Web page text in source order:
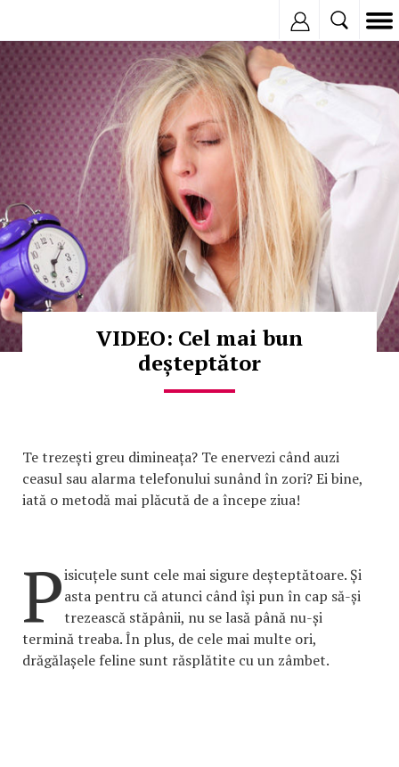
© Copyright:
VIDEO: Cel mai bun
deșteptător
Te trezești greu dimineața? Te enervezi când auzi
ceasul sau alarma telefonului sunând în zori? Ei bine,
iată o metodă mai plăcută de a începe ziua!
Pisicuțele sunt cele mai sigure deșteptătoare. Și
asta pentru că atunci când își pun în cap să-și
trezească stăpânii, nu se lasă până nu-și
termină treaba. În plus, de cele mai multe ori,
drăgălașele feline sunt răsplătite cu un zâmbet.